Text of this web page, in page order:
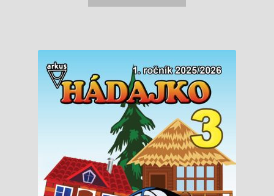
1,49 €. 1,44 €.